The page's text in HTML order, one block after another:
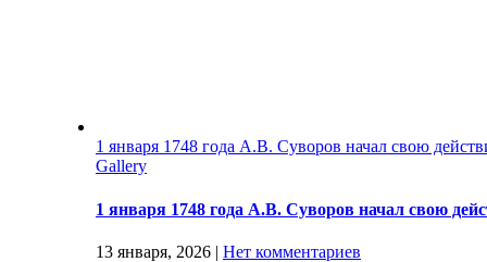
1 января 1748 года А.В. Суворов начал свою
Gallery
1 января 1748 года А.В. Суворов начал свою
13 января, 2026 | Нет комментариев